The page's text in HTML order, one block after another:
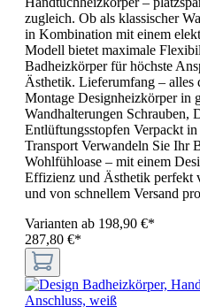
zugleich. Ob als klassischer
in Kombination mit einem
Modell bietet maximale
Badheizkörper für höchste
Ästhetik. Lieferumfang – alles
Montage Designheizkörper in
Wandhalterungen Schrauben,
Entlüftungsstopfen Verpackt
Transport Verwandeln Sie Ihr
Wohlfühloase – mit einem
Effizienz und Ästhetik perfekt
und von schnellem Versand
Varianten ab 198,90 €*
287,80 €*